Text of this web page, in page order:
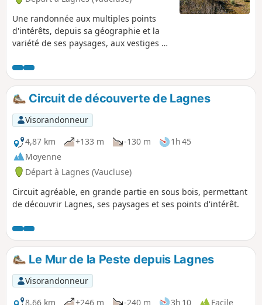
Une randonnée aux multiples points
d'intérêts, depuis sa géographie et la
variété de ses paysages, aux vestiges de
à la découverte du village typique de
Lagnes . Une pause au bord de la
Sorgue vous permettra de jouir d'un
temps de quiétude des plus appréciés.
Circuit de découverte de Lagnes
Visorandonneur
4,87 km
+133 m -130 m
1h 45
Moyenne
Départ à Lagnes (Vaucluse)
Circuit agréable, en grande partie en sous bois, permettant
de découvrir Lagnes, ses paysages et ses points d'intérêt.
Le Mur de la Peste depuis Lagnes
Visorandonneur
8,66 km
+246 m -240 m 3h 10
Facile